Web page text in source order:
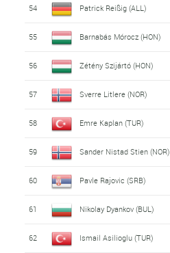
54 Patrick Reißig (ALL)
55 Barnabás Mórocz (HON)
56 Zétény Szijártó (HON)
57 Sverre Litlere (NOR)
58 Emre Kaplan (TUR)
59 Sander Nistad Stien (NOR)
60 Pavle Rajovic (SRB)
61 Nikolay Dyankov (BUL)
62 Ismail Asilioglu (TUR)